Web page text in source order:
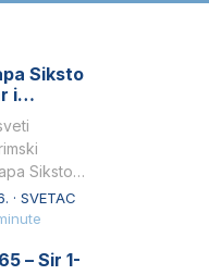
Siksto
i
pastir
Siksto
prema
bio je
· SVETAC
– Sir 1-